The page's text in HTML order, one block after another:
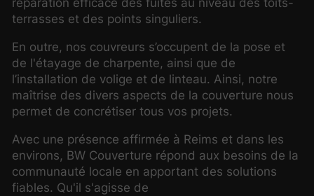
réparation efficace des fuites au niveau des toits-
terrasses et des points singuliers.
En outre, nos couvreurs s’occupent de la pose et
de l'étayage de charpente, ainsi que de
l’installation de volige et de linteau. Ainsi, notre
maîtrise des divers aspects de la couverture nous
permet de concrétiser tous vos projets.
Avec une présence affirmée à Reims et dans les
environs, BW Couverture répond aux besoins de la
communauté locale en apportant des solutions
fiables. Qu'il s'agisse de